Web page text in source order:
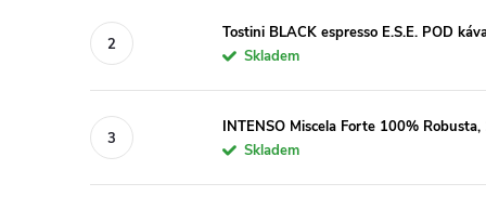
Tostini BLACK espresso E.S.E. POD
Skladem
INTENSO Miscela Forte 100% Robusta,
Skladem